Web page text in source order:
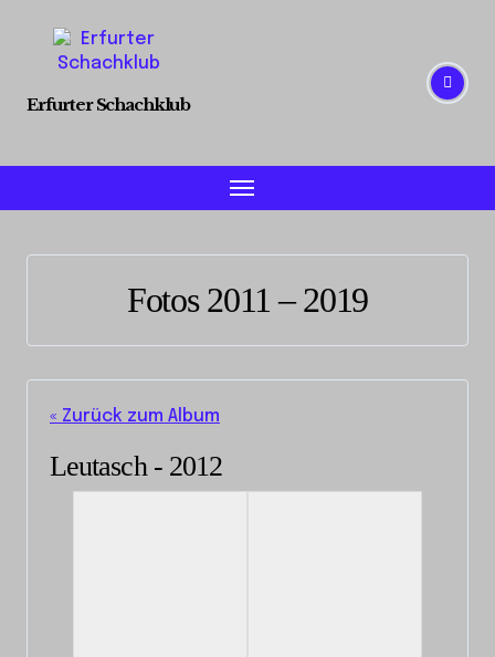
content
Erfurter Schachklub
Fotos 2011 – 2019
« Zurück zum Album
Leutasch - 2012